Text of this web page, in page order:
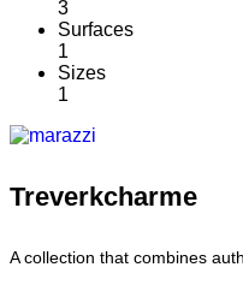
3
Surfaces
1
Sizes
1
Treverkcharme
A collection that combines